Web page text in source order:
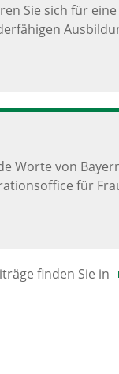
Sie sich für
Worte von
für
finden Sie in